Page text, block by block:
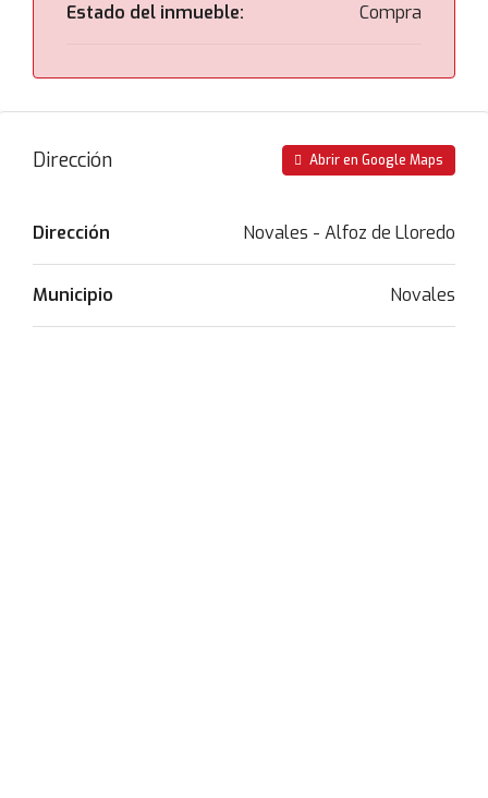
Estado del inmueble: Compra
Dirección Abrir en Google Maps
Dirección Novales - Alfoz de Lloredo
Municipio Novales